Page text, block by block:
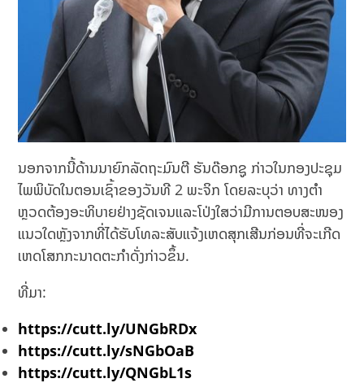
ນອກຈາກນີ້ດ້ານນາຍົກລັດຖະມົນຕີ ຮັນດ໊ອກຊູ ກ່າວໃນກອງປະຊຸມ
ໄພພິບັດໃນຕອນເຊົ້າຂອງວັນທີ 2 ພະຈິກ ໂດຍລະບຸວ່າ ທາງຕໍາ
ຫຼວດຕ້ອງອະທິບາຍຢ່າງຊັດເຈນແລະໂປ່ງໃສວ່າມີການຕອບສະໜອງ
ແນວໃດຫຼັງຈາກທີ່ໄດ້ຮັບໂທລະສັບແຈ້ງເຫດສຸກເສີນກ່ອນທີ່ຈະເກີດ
ເຫດໂສກກະນາດຕະກໍາດັ່ງກ່າວຂຶ້ນ.
ທີ່ມາ:
https://cutt.ly/UNGbRDx
https://cutt.ly/sNGbOaB
https://cutt.ly/QNGbL1s